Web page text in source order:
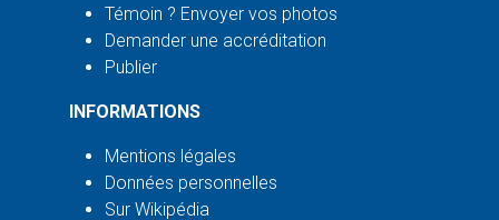
Témoin ? Envoyer vos photos
Demander une accréditation
Publier
INFORMATIONS
Mentions légales
Données personnelles
Sur Wikipédia